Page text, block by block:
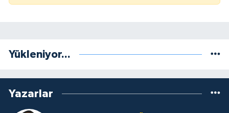
Yükleniyor...
Yazarlar